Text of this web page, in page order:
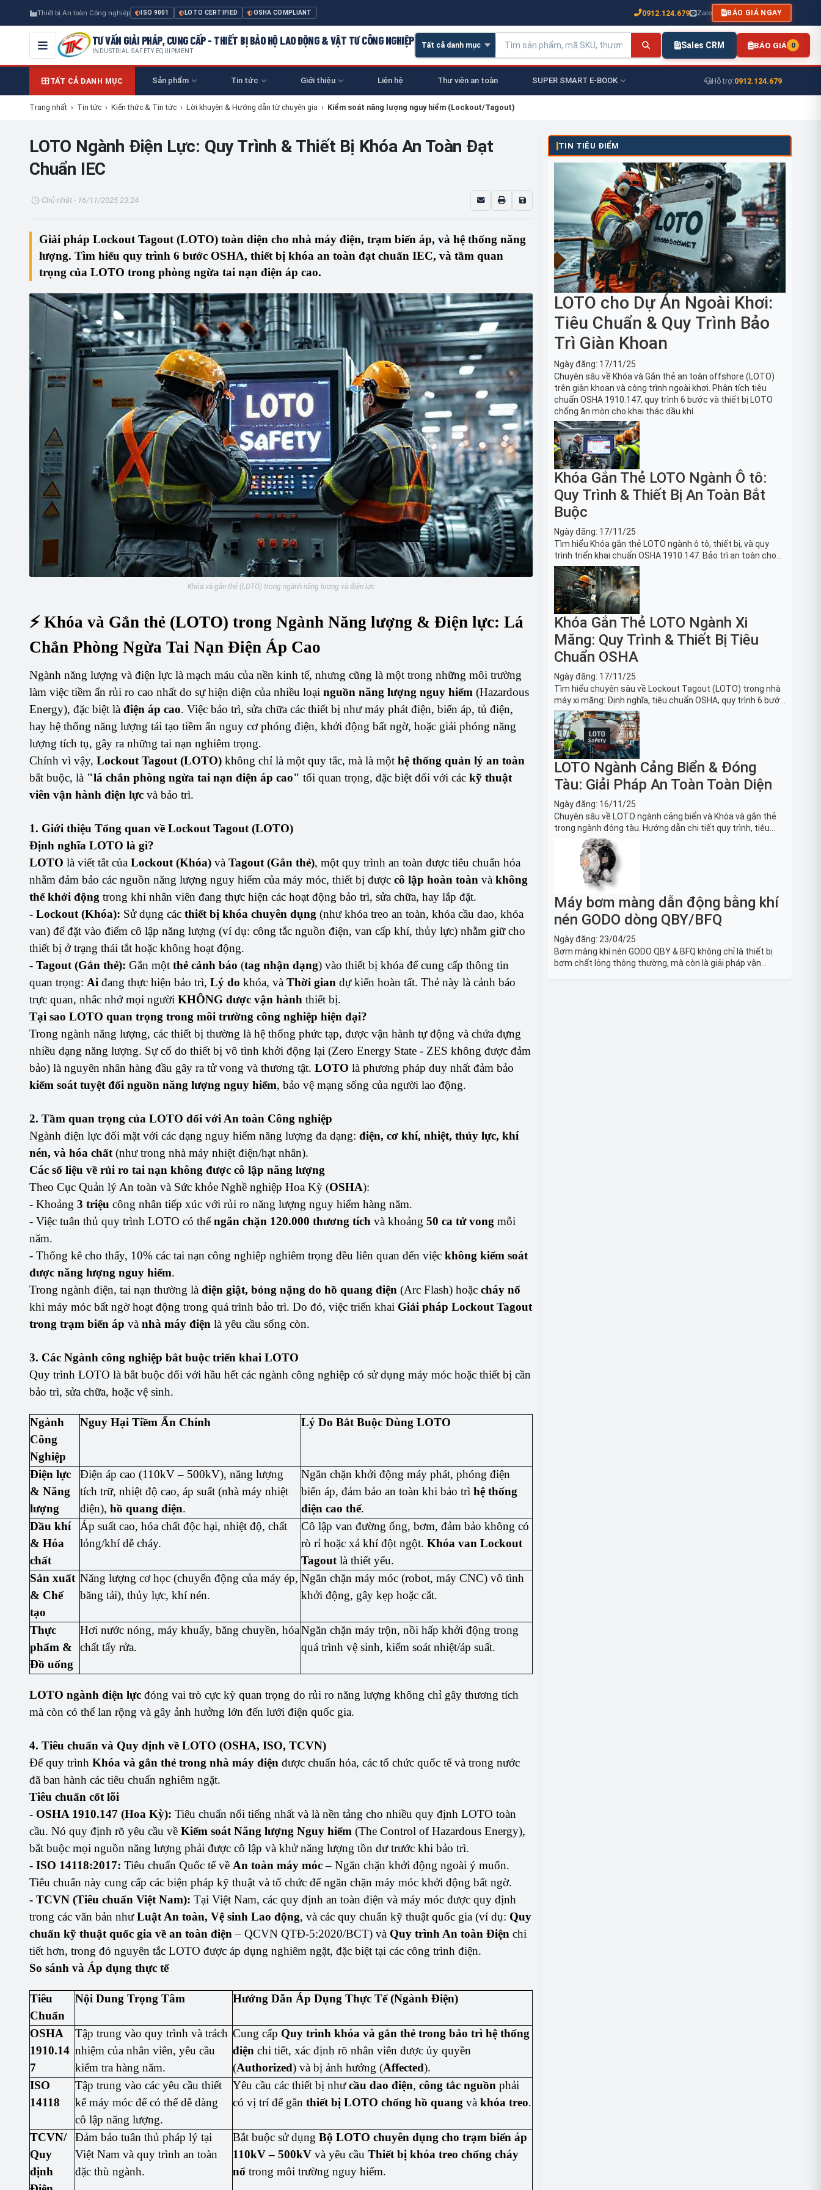
Thiết bị An toàn Công nghiệp ISO 9001 LOTO CERTIFIED OSHA COMPLIANT 0912.124.679 Zalo BÁO GIÁ NGAY
TƯ VẤN GIẢI PHÁP, CUNG CẤP - THIẾT BỊ BẢO HỘ LAO ĐỘNG & VẬT TƯ CÔNG NGHIỆP
INDUSTRIAL SAFETY EQUIPMENT
Sales CRM BÁO GIÁ 0
TẤT CẢ DANH MỤC Sản phẩm Tin tức Giới thiệu Liên hệ Thư viên an toàn SUPER SMART E-BOOK Hỗ trợ:0912.124.679
Trang nhất › Tin tức › Kiến thức & Tin tức › Lời khuyên & Hướng dẫn từ chuyên gia › Kiểm soát năng lượng nguy hiểm (Lockout/Tagout)
LOTO Ngành Điện Lực: Quy Trình & Thiết Bị Khóa An Toàn Đạt
Chuẩn IEC
Chủ nhật - 16/11/2025 23:24
Giải pháp Lockout Tagout (LOTO) toàn diện cho nhà máy điện, trạm biến áp, và hệ thống năng
lượng. Tìm hiểu quy trình 6 bước OSHA, thiết bị khóa an toàn đạt chuẩn IEC, và tầm quan
trọng của LOTO trong phòng ngừa tai nạn điện áp cao.
Khóa và gắn thẻ (LOTO) trong ngành năng lượng và điện lực
⚡ Khóa và Gắn thẻ (LOTO) trong Ngành Năng lượng & Điện lực: Lá
Chắn Phòng Ngừa Tai Nạn Điện Áp Cao
Ngành năng lượng và điện lực là mạch máu của nền kinh tế, nhưng cũng là một trong những môi trường
làm việc tiềm ẩn rủi ro cao nhất do sự hiện diện của nhiều loại nguồn năng lượng nguy hiểm (Hazardous
Energy), đặc biệt là điện áp cao. Việc bảo trì, sửa chữa các thiết bị như máy phát điện, biến áp, tủ điện,
hay hệ thống năng lượng tái tạo tiềm ẩn nguy cơ phóng điện, khởi động bất ngờ, hoặc giải phóng năng
lượng tích tụ, gây ra những tai nạn nghiêm trọng.
Chính vì vậy, Lockout Tagout (LOTO) không chỉ là một quy tắc, mà là một hệ thống quản lý an toàn
bắt buộc, là "lá chắn phòng ngừa tai nạn điện áp cao" tối quan trọng, đặc biệt đối với các kỹ thuật
viên vận hành điện lực và bảo trì.
1. Giới thiệu Tổng quan về Lockout Tagout (LOTO)
Định nghĩa LOTO là gì?
LOTO là viết tắt của Lockout (Khóa) và Tagout (Gắn thẻ), một quy trình an toàn được tiêu chuẩn hóa
nhằm đảm bảo các nguồn năng lượng nguy hiểm của máy móc, thiết bị được cô lập hoàn toàn và không
thể khởi động trong khi nhân viên đang thực hiện các hoạt động bảo trì, sửa chữa, hay lắp đặt.
- Lockout (Khóa): Sử dụng các thiết bị khóa chuyên dụng (như khóa treo an toàn, khóa cầu dao, khóa
van) để đặt vào điểm cô lập năng lượng (ví dụ: công tắc nguồn điện, van cấp khí, thủy lực) nhằm giữ cho
thiết bị ở trạng thái tắt hoặc không hoạt động.
- Tagout (Gắn thẻ): Gắn một thẻ cảnh báo (tag nhận dạng) vào thiết bị khóa để cung cấp thông tin
quan trọng: Ai đang thực hiện bảo trì, Lý do khóa, và Thời gian dự kiến hoàn tất. Thẻ này là cảnh báo
trực quan, nhắc nhở mọi người KHÔNG được vận hành thiết bị.
Tại sao LOTO quan trọng trong môi trường công nghiệp hiện đại?
Trong ngành năng lượng, các thiết bị thường là hệ thống phức tạp, được vận hành tự động và chứa đựng
nhiều dạng năng lượng. Sự cố do thiết bị vô tình khởi động lại (Zero Energy State - ZES không được đảm
bảo) là nguyên nhân hàng đầu gây ra tử vong và thương tật. LOTO là phương pháp duy nhất đảm bảo
kiểm soát tuyệt đối nguồn năng lượng nguy hiểm, bảo vệ mạng sống của người lao động.
2. Tầm quan trọng của LOTO đối với An toàn Công nghiệp
Ngành điện lực đối mặt với các dạng nguy hiểm năng lượng đa dạng: điện, cơ khí, nhiệt, thủy lực, khí
nén, và hóa chất (như trong nhà máy nhiệt điện/hạt nhân).
Các số liệu về rủi ro tai nạn không được cô lập năng lượng
Theo Cục Quản lý An toàn và Sức khỏe Nghề nghiệp Hoa Kỳ (OSHA):
- Khoảng 3 triệu công nhân tiếp xúc với rủi ro năng lượng nguy hiểm hàng năm.
- Việc tuân thủ quy trình LOTO có thểngăn chặn 120.000 thương tích và khoảng 50 ca tử vong mỗi
năm.
- Thống kê cho thấy, 10% các tai nạn công nghiệp nghiêm trọng đều liên quan đến việc không kiểm soát
được năng lượng nguy hiểm.
Trong ngành điện, tai nạn thường là điện giật, bỏng nặng do hồ quang điện (Arc Flash) hoặc cháy nổ
khi máy móc bất ngờ hoạt động trong quá trình bảo trì. Do đó, việc triển khai Giải pháp Lockout Tagout
trong trạm biến áp và nhà máy điện là yêu cầu sống còn.
3. Các Ngành công nghiệp bắt buộc triển khai LOTO
Quy trình LOTO là bắt buộc đối với hầu hết các ngành công nghiệp có sử dụng máy móc hoặc thiết bị cần
bảo trì, sửa chữa, hoặc vệ sinh.
Ngành
Công
Nghiệp
Nguy Hại Tiềm Ẩn Chính Lý Do Bắt Buộc Dùng LOTO
Điện lực
& Năng
lượng
Điện áp cao (110kV – 500kV), năng lượng
tích trữ, nhiệt độ cao, áp suất (nhà máy nhiệt
điện),hồ quang điện.
Ngăn chặn khởi động máy phát, phóng điện
biến áp, đảm bảo an toàn khi bảo trìhệ thống
điện cao thế.
Dầu khí
& Hóa
chất
Áp suất cao, hóa chất độc hại, nhiệt độ, chất
lỏng/khí dễ cháy.
Cô lập van đường ống, bơm, đảm bảo không có
rò rỉ hoặc xả khí đột ngột.Khóa van Lockout
Tagout là thiết yếu.
Sản xuất
& Chế
tạo
Năng lượng cơ học (chuyển động của máy ép,
băng tải), thủy lực, khí nén.
Ngăn chặn máy móc (robot, máy CNC) vô tình
khởi động, gây kẹp hoặc cắt.
Thực
phẩm &
Đồ uống
Hơi nước nóng, máy khuấy, băng chuyền, hóa
chất tẩy rửa.
Ngăn chặn máy trộn, nồi hấp khởi động trong
quá trình vệ sinh, kiểm soát nhiệt/áp suất.
LOTO ngành điện lực đóng vai trò cực kỳ quan trọng do rủi ro năng lượng không chỉ gây thương tích
mà còn có thể lan rộng và gây ảnh hưởng lớn đến lưới điện quốc gia.
4. Tiêu chuẩn và Quy định về LOTO (OSHA, ISO, TCVN)
Để quy trình Khóa và gắn thẻ trong nhà máy điện được chuẩn hóa, các tổ chức quốc tế và trong nước
đã ban hành các tiêu chuẩn nghiêm ngặt.
Tiêu chuẩn cốt lõi
- OSHA 1910.147 (Hoa Kỳ): Tiêu chuẩn nổi tiếng nhất và là nền tảng cho nhiều quy định LOTO toàn
cầu. Nó quy định rõ yêu cầu về Kiểm soát Năng lượng Nguy hiểm (The Control of Hazardous Energy),
bắt buộc mọi nguồn năng lượng phải được cô lập và khử năng lượng tồn dư trước khi bảo trì.
- ISO 14118:2017: Tiêu chuẩn Quốc tế về An toàn máy móc– Ngăn chặn khởi động ngoài ý muốn.
Tiêu chuẩn này cung cấp các biện pháp kỹ thuật và tổ chức để ngăn chặn máy móc khởi động bất ngờ.
- TCVN (Tiêu chuẩn Việt Nam): Tại Việt Nam, các quy định an toàn điện và máy móc được quy định
trong các văn bản nhưLuật An toàn, Vệ sinh Lao động, và các quy chuẩn kỹ thuật quốc gia (ví dụ: Quy
chuẩn kỹ thuật quốc gia về an toàn điện – QCVN QTĐ-5:2020/BCT) và Quy trình An toàn Điện chi
tiết hơn, trong đó nguyên tắc LOTO được áp dụng nghiêm ngặt, đặc biệt tại các công trình điện.
So sánh và Áp dụng thực tế
Tiêu
Chuẩn
Nội Dung Trọng Tâm Hướng Dẫn Áp Dụng Thực Tế (Ngành Điện)
OSHA
1910.14
7
Tập trung vào quy trình và trách
nhiệm của nhân viên, yêu cầu
kiểm tra hàng năm.
Cung cấp Quy trình khóa và gắn thẻ trong bảo trì hệ thống
điện chi tiết, xác định rõ nhân viên được ủy quyền
(Authorized) và bị ảnh hưởng (Affected).
ISO
14118
Tập trung vào các yêu cầu thiết
kế máy móc để có thể dễ dàng
cô lập năng lượng.
Yêu cầu các thiết bị nhưcầu dao điện,công tắc nguồn phải
có vị trí để gắnthiết bị LOTO chống hồ quang vàkhóa treo.
TCVN/
Quy
định
Đảm bảo tuân thủ pháp lý tại
Việt Nam và quy trình an toàn
đặc thù ngành.
Bắt buộc sử dụngBộ LOTO chuyên dụng cho trạm biến áp
110kV – 500kV và yêu cầuThiết bị khóa treo chống cháy
nổ trong môi trường nguy hiểm.
TIN TIÊU ĐIỂM
LOTO cho Dự Án Ngoài Khơi:
Tiêu Chuẩn & Quy Trình Bảo
Trì Giàn Khoan
Ngày đăng: 17/11/25
Chuyên sâu về Khóa và Gắn thẻ an toàn offshore (LOTO)
trên giàn khoan và công trình ngoài khơi. Phân tích tiêu
chuẩn OSHA 1910.147, quy trình 6 bước và thiết bị LOTO
chống ăn mòn cho khai thác dầu khí.
Khóa Gắn Thẻ LOTO Ngành Ô tô:
Quy Trình & Thiết Bị An Toàn Bắt
Buộc
Ngày đăng: 17/11/25
Tìm hiểu Khóa gắn thẻ LOTO ngành ô tô, thiết bị, và quy
trình triển khai chuẩn OSHA 1910.147. Bảo trì an toàn cho
robot, băng tải sản xuất ô tô và dây chuyền lắp ráp xe hơi.
Khóa Gắn Thẻ LOTO Ngành Xi
Măng: Quy Trình & Thiết Bị Tiêu
Chuẩn OSHA
Ngày đăng: 17/11/25
Tìm hiểu chuyên sâu về Lockout Tagout (LOTO) trong nhà
máy xi măng: Định nghĩa, tiêu chuẩn OSHA, quy trình 6 bước
và danh sách thiết bị LOTO thiết yếu. Giải pháp bảo trì lò
nung, máy nghiền an toàn.
LOTO Ngành Cảng Biển & Đóng
Tàu: Giải Pháp An Toàn Toàn Diện
Ngày đăng: 16/11/25
Chuyên sâu về LOTO ngành cảng biển và Khóa và gắn thẻ
trong ngành đóng tàu. Hướng dẫn chi tiết quy trình, tiêu
chuẩn OSHA, thiết bị và Giải pháp LOTO trong công nghiệp
đóng tàu toàn diện.
Máy bơm màng dẫn động bằng khí
nén GODO dòng QBY/BFQ
Ngày đăng: 23/04/25
Bơm màng khí nén GODO QBY & BFQ không chỉ là thiết bị
bơm chất lỏng thông thường, mà còn là giải pháp vận